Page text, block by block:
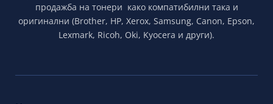
продажба на тонери како компатибилни така и
оригинални (Brother, HP, Xerox, Samsung, Canon, Epson,
Lexmark, Ricoh, Oki, Kyocera и други).